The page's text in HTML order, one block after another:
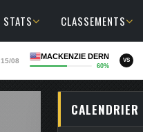
STATS CLASSEMENTS
15/08
MACKENZIE DERN
60%
VS
CALENDRIER